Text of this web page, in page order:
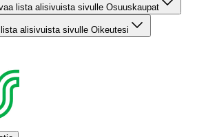
lista alisivuista sivulle Osuuskaupat
alisivuista sivulle Oikeutesi